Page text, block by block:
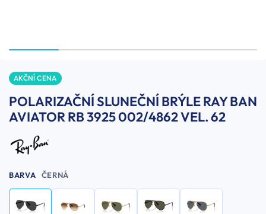
AKČNÍ CENA
POLARIZAČNÍ SLUNEČNÍ BRÝLE RAY BAN
AVIATOR RB 3925 002/4862 VEL. 62
BARVA ČERNÁ